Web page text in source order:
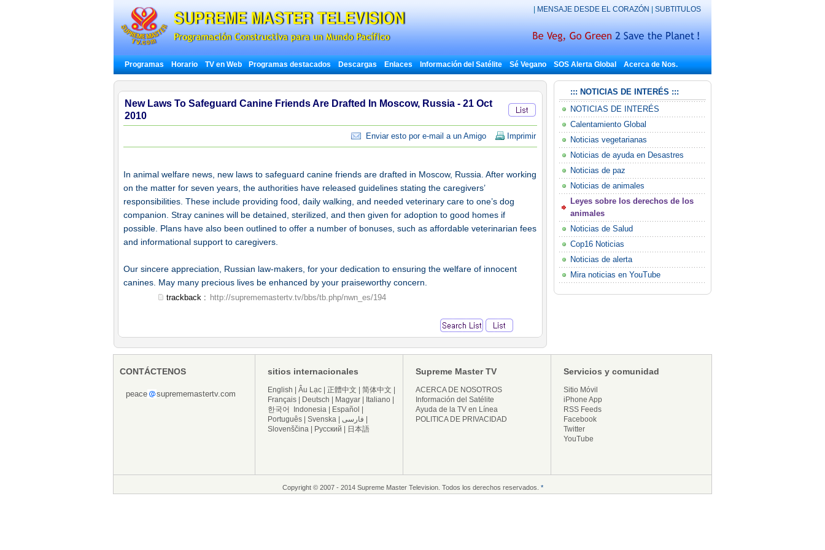
MENSAJE DESDE EL CORAZÓN SUBTITULOS
Programas Horario TV en Web Programas destacados Descargas Enlaces Información del Satélite Sé Vegano SOS Alerta Global Acerca de Nos.
New Laws To Safeguard Canine Friends Are Drafted In Moscow, Russia - 21 Oct
2010
Enviar esto por e-mail a un Amigo Imprimir
In animal welfare news, new laws to safeguard canine friends are drafted in Moscow, Russia. After working
on the matter for seven years, the authorities have released guidelines stating the caregivers’
responsibilities. These include providing food, daily walking, and needed veterinary care to one’s dog
companion. Stray canines will be detained, sterilized, and then given for adoption to good homes if
possible. Plans have also been outlined to offer a number of bonuses, such as affordable veterinarian fees
and informational support to caregivers.
Our sincere appreciation, Russian law-makers, for your dedication to ensuring the welfare of innocent
canines. May many precious lives be enhanced by your praiseworthy concern.
trackback : http://suprememastertv.tv/bbs/tb.php/nwn_es/194
::: NOTICIAS DE INTERÉS :::
NOTICIAS DE INTERÉS
Calentamiento Global
Noticias vegetarianas
Noticias de ayuda en Desastres
Noticias de paz
Noticias de animales
Leyes sobre los derechos de los
animales
Noticias de Salud
Cop16 Noticias
Noticias de alerta
Mira noticias en YouTube
CONTÁCTENOS
peace suprememastertv.com
sitios internacionales
English Âu Lạc 正體中文 简体中文
Français
Deutsch Magyar Italiano
한국어
Indonesia Español
Português
Svenska فارسی
Slovenščina
Русский 日本語
Supreme Master TV
ACERCA DE NOSOTROS
Información del Satélite
Ayuda de la TV en Línea
POLITICA DE PRIVACIDAD
Servicios y comunidad
Sitio Móvil
iPhone App
RSS Feeds
Facebook
Twitter
YouTube
Copyright © 2007 - 2014 Supreme Master Television. Todos los derechos reservados. *